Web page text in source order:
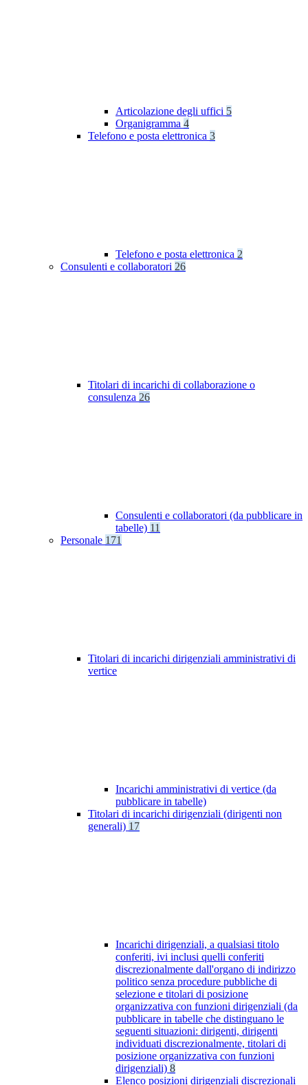
Articolazione degli uffici 5
Organigramma 4
Telefono e posta elettronica 3
Telefono e posta elettronica 2
Consulenti e collaboratori 26
Titolari di incarichi di collaborazione o
consulenza 26
Consulenti e collaboratori (da pubblicare in
tabelle) 11
Personale 171
Titolari di incarichi dirigenziali amministrativi di
vertice
Incarichi amministrativi di vertice (da
pubblicare in tabelle)
Titolari di incarichi dirigenziali (dirigenti non
generali) 17
Incarichi dirigenziali, a qualsiasi titolo
conferiti, ivi inclusi quelli conferiti
discrezionalmente dall'organo di indirizzo
politico senza procedure pubbliche di
selezione e titolari di posizione
organizzativa con funzioni dirigenziali (da
pubblicare in tabelle che distinguano le
seguenti situazioni: dirigenti, dirigenti
individuati discrezionalmente, titolari di
posizione organizzativa con funzioni
dirigenziali) 8
Elenco posizioni dirigenziali discrezionali